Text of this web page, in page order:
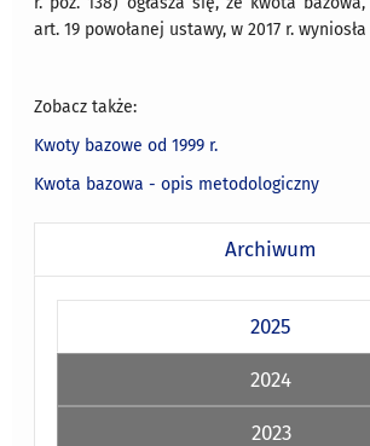
art. 19 powołanej ustawy, w 2017 r. wyniosła
Zobacz także:
Kwoty bazowe od 1999 r.
Kwota bazowa - opis metodologiczny
Archiwum
2025
2024
2023